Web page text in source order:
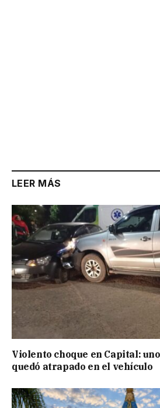
LEER MÁS
Violento choque en Capital:
quedó atrapado en el vehículo